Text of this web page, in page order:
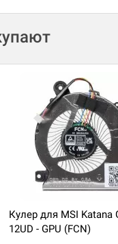
Кулер для MSI Katana
12UD - GPU (FCN)